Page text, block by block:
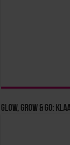
Glow, Grow & Go: